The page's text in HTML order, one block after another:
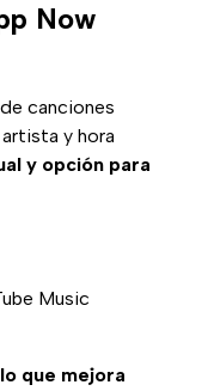
Now
canciones
y hora
y opción para
Music
que mejora